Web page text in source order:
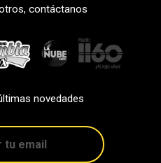
contáctanos
novedades